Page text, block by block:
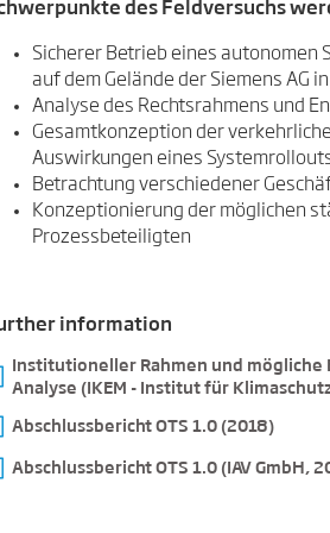
des Feldversuchs
Sicherer Betrieb eines autonomen
auf dem Gelände der Siemens AG
Analyse des Rechtsrahmens und
Gesamtkonzeption der
Auswirkungen eines
Betrachtung verschiedener
Konzeptionierung der möglichen
Prozessbeteiligten
information
Institutioneller Rahmen und
Analyse (IKEM - Institut für
Abschlussbericht OTS 1.0 (2018)
Abschlussbericht OTS 1.0 (IAV GmbH,